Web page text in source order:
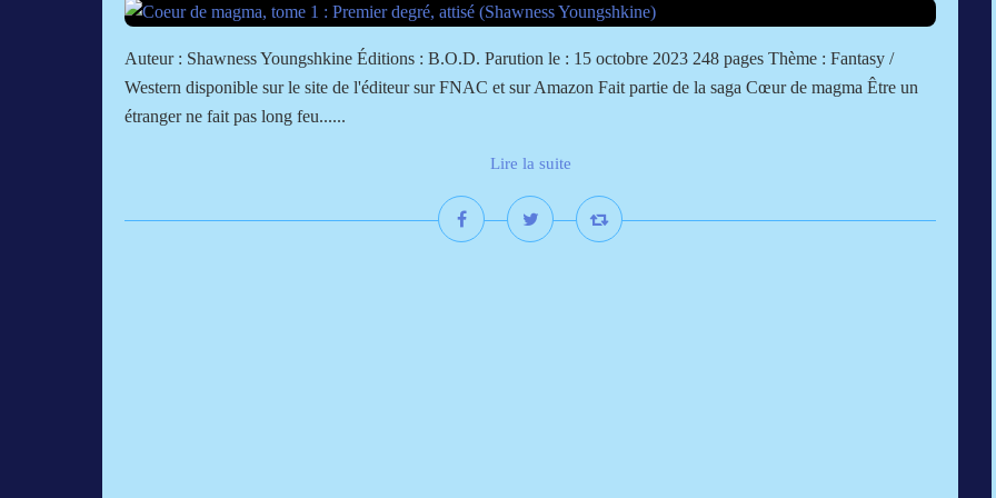
Auteur : Shawness Youngshkine Éditions : B.O.D. Parution le : 15 octobre 2023 248 pages Thème : Fantasy /
Western disponible sur le site de l'éditeur sur FNAC et sur Amazon Fait partie de la saga Cœur de magma Être un
étranger ne fait pas long feu......
Lire la suite